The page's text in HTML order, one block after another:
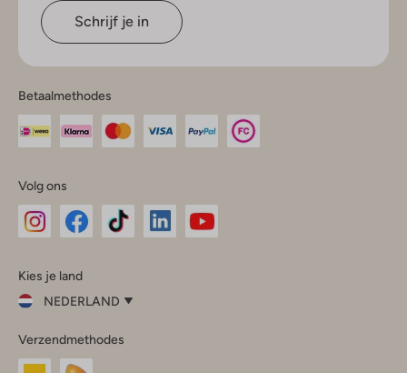
Schrijf je in
Betaalmethodes
Volg ons
InstagramFacebook
Kies je land
NEDERLAND
je
land
Verzendmethodes